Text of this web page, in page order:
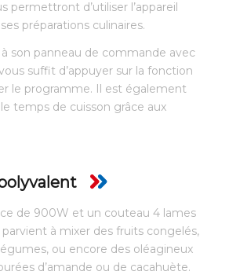
permettront d’utiliser l’appareil
préparations culinaires.
son panneau de commande avec
suffit d’appuyer sur la fonction
le programme. Il est également
le temps de cuisson grâce aux
de 900W et un couteau 4 lames
à mixer des fruits congelés,
ou encore des oléagineux
d’amande ou de cacahuète.